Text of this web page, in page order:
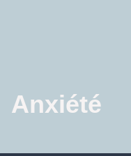
Anxiété